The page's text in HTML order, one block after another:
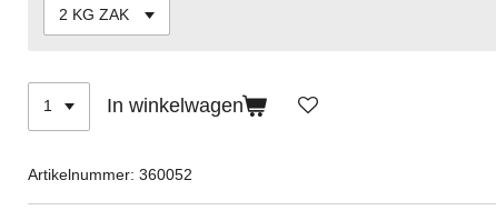
In winkelwagen
Artikelnummer: 360052